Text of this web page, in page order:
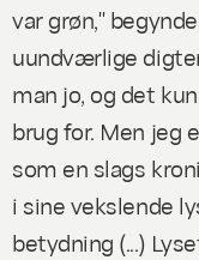
var grøn,"
uundværlige
man jo, og det
brug for. Men jeg
som en slags
i sine vekslende
betydning (...)